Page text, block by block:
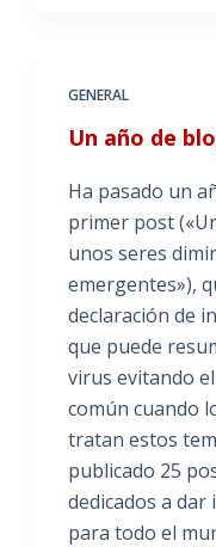
GENERAL
Un año de
Ha pasado un
primer post
unos seres
emergentes»),
declaración de
que puede
virus evitando
común cuando
tratan estos
publicado 25
dedicados a dar
para todo el